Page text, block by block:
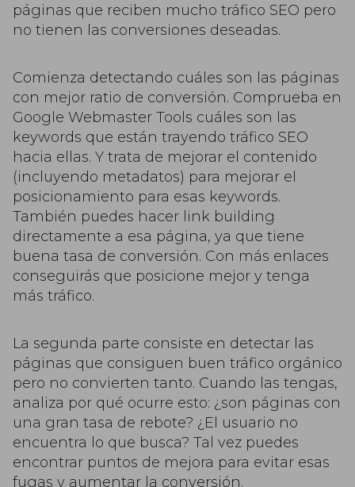
páginas que reciben mucho tráfico SEO pero
no tienen las conversiones deseadas.
Comienza detectando cuáles son las páginas
con mejor ratio de conversión. Comprueba en
Google Webmaster Tools cuáles son las
keywords que están trayendo tráfico SEO
hacia ellas. Y trata de mejorar el contenido
(incluyendo metadatos) para mejorar el
posicionamiento para esas keywords.
También puedes hacer link building
directamente a esa página, ya que tiene
buena tasa de conversión. Con más enlaces
conseguirás que posicione mejor y tenga
más tráfico.
La segunda parte consiste en detectar las
páginas que consiguen buen tráfico orgánico
pero no convierten tanto. Cuando las tengas,
analiza por qué ocurre esto: ¿son páginas con
una gran tasa de rebote? ¿El usuario no
encuentra lo que busca? Tal vez puedes
encontrar puntos de mejora para evitar esas
fugas y aumentar la conversión.